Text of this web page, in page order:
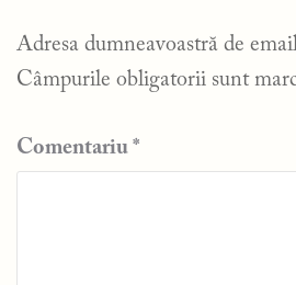
Adresa dumneavoastră de
Câmpurile obligatorii sunt
Comentariu *